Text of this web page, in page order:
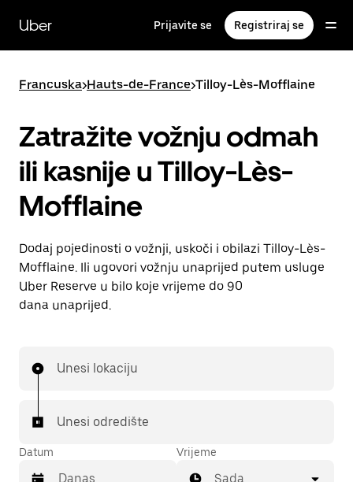
glavni
sadržaj
Uber Prijavite se Registriraj se
Francuska>Hauts-de-France>Tilloy-Lès-Mofflaine
Zatražite vožnju odmah
ili kasnije u Tilloy-Lès-
Mofflaine
Dodaj pojedinosti o vožnji, uskoči i obilazi Tilloy-Lès-
Mofflaine. Ili ugovori vožnju unaprijed putem usluge
Uber Reserve u bilo koje vrijeme do 90
dana unaprijed.
Unesi lokaciju
Unesi odredište
Datum Vrijeme
Sada